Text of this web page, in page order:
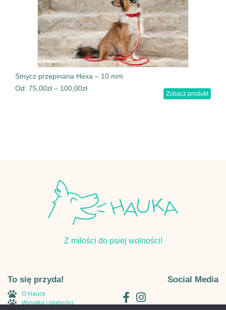
Smycz przepinana Hexa – 10 mm
Od: 75,00zł – 100,00zł
Zobacz produkt
Z miłości do psiej wolności!
To się przyda!
O Hauce
Wysyłka i płatności
Social Media